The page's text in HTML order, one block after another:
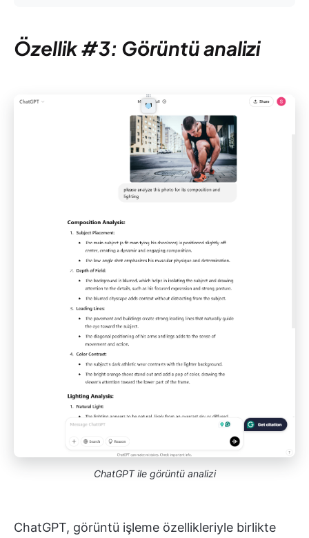
Özellik #3: Görüntü analizi
ChatGPT ile görüntü analizi
ChatGPT, görüntü işleme özellikleriyle birlikte